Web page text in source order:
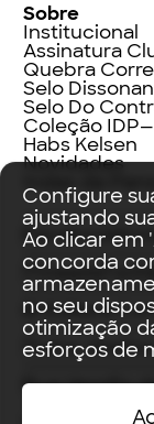
Configure
ajustando
Ao clicar em
concorda
no seu
otimização
esforços de
Sobre
Institucional
Assinatura
Quebra
Selo
Selo Do
Coleção
Habs Kelsen
Novidades
Index de
Facebook
Threads
© Editora
Todos
Rua Vergílio